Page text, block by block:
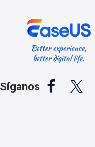
Síganos  